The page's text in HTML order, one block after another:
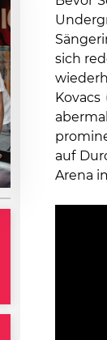
sich
auf
Arena